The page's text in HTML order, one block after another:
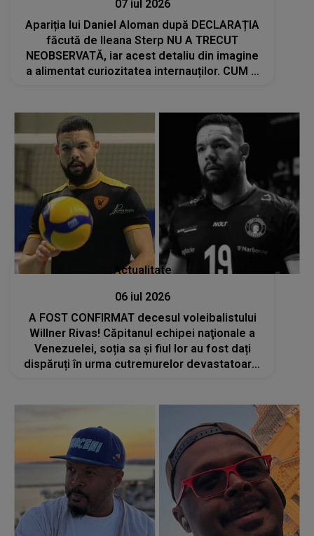
07 iul 2026
Apariția lui Daniel Aloman după DECLARAȚIA
făcută de Ileana Sterp NU A TRECUT
NEOBSERVATĂ, iar acest detaliu din imagine
a alimentat curiozitatea internauților. CUM A
Actualitate
06 iul 2026
A FOST CONFIRMAT decesul voleibalistului
Willner Rivas! Căpitanul echipei naţionale a
Venezuelei, soția sa și fiul lor au fost dați
dispăruți în urma cutremurelor devastatoare: